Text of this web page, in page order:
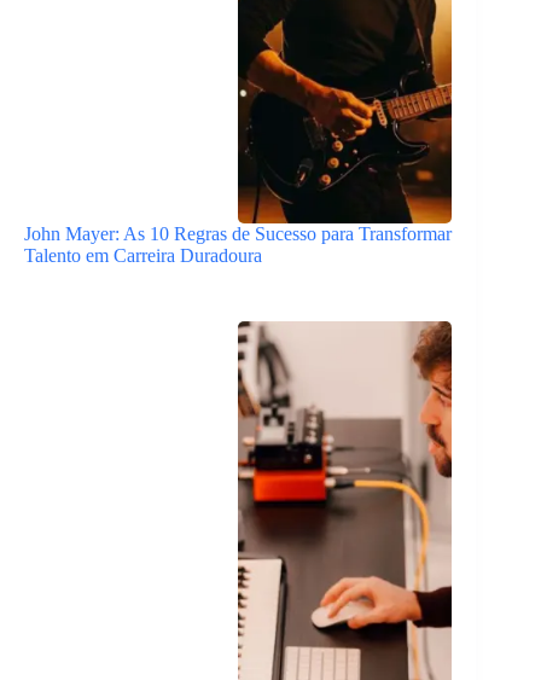
John Mayer: As 10 Regras de Sucesso para Transformar
Talento em Carreira Duradoura